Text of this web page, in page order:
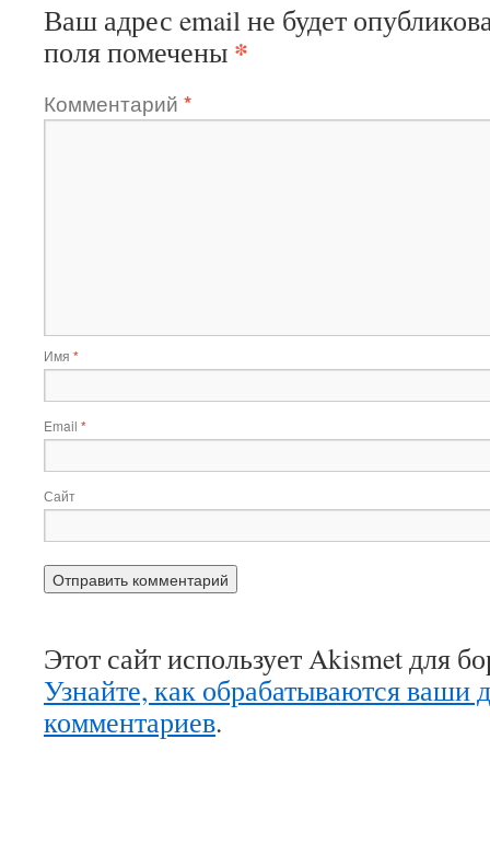
Ваш адрес email не будет
поля помечены *
Комментарий *
Имя *
Email *
Сайт
Этот сайт использует Akismet для
Узнайте, как обрабатываются ваши
комментариев.